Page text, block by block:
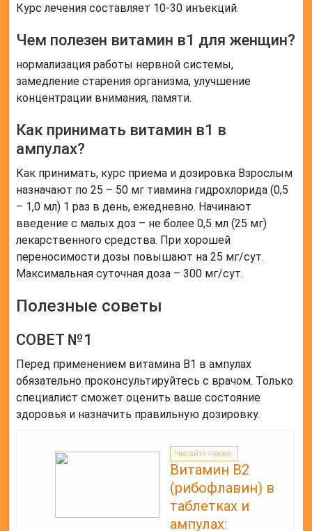
Курс лечения составляет 10-30 инъекций.
Чем полезен витамин в1 для женщин?
нормализация работы нервной системы,
замедление старения организма, улучшение
концентрации внимания, памяти.
Как принимать витамин в1 в
ампулах?
Как принимать, курс приема и дозировка Взрослым
назначают по 25 – 50 мг тиамина гидрохлорида (0,5
– 1,0 мл) 1 раз в день, ежедневно. Начинают
введение с малых доз – не более 0,5 мл (25 мг)
лекарственного средства. При хорошей
переносимости дозы повышают на 25 мг/сут.
Максимальная суточная доза – 300 мг/сут.
Полезные советы
СОВЕТ №1
Перед применением витамина В1 в ампулах
обязательно проконсультируйтесь с врачом. Только
специалист сможет оценить ваше состояние
здоровья и назначить правильную дозировку.
Читайте также:
Витамин В2
(рибофлавин) в
таблетках и
ампулах: